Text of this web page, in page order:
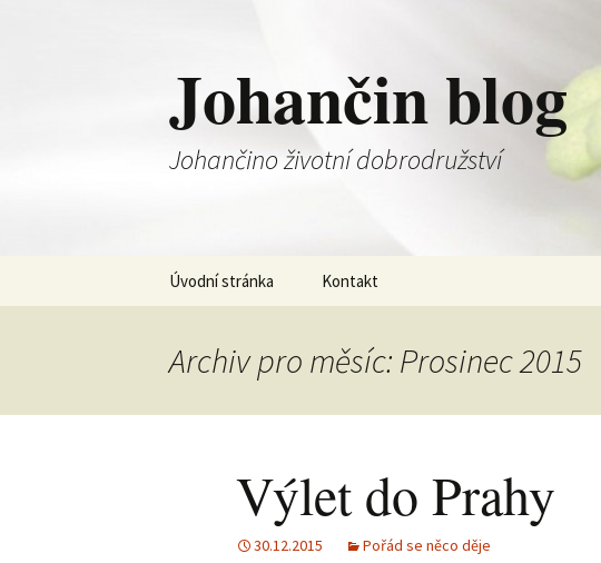
Johančin blog
Johančino životní dobrodružství
Přejít
webu
Úvodní stránka Kontakt
Archiv pro měsíc: Prosinec 2015
Výlet do Prahy
30.12.2015 Pořád se něco děje